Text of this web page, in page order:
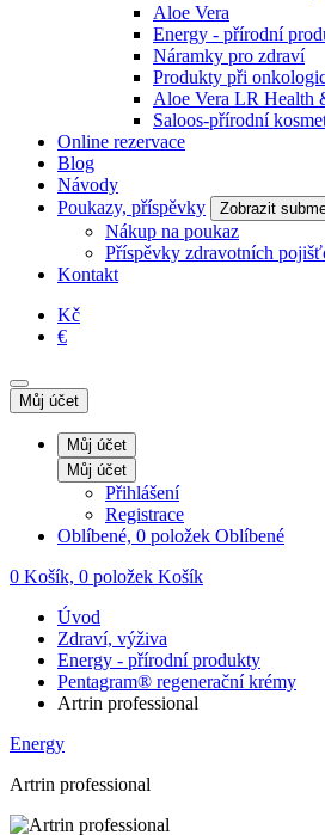
Aloe Vera
Energy - přírodní
Náramky pro zdraví
Produkty při
Aloe Vera LR Health
Saloos-přírodní
Online rezervace
Blog
Návody
Poukazy, příspěvky
Zobrazit
Nákup na poukaz
Příspěvky zdravotních
Kontakt
Kč
€
Můj účet
Můj účet
Můj účet
Přihlášení
Registrace
Oblíbené, 0 položek Oblíbené
0 Košík, 0 položek Košík
Úvod
Zdraví, výživa
Energy - přírodní produkty
Pentagram® regenerační krémy
Artrin professional
Energy
Artrin professional